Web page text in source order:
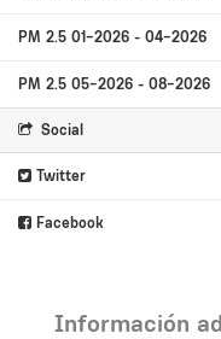
PM 2.5 01-2026 - 04-2026
PM 2.5 05-2026 - 08-2026
Social
Twitter
Facebook
Información